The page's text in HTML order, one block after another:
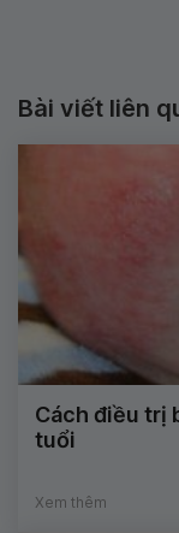
Bài viết liên
Cách điều trị
tuổi
Xem thêm